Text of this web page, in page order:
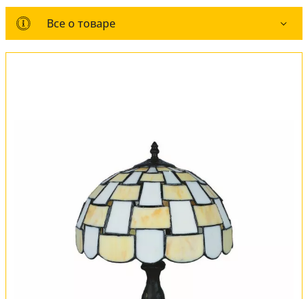
Все о товаре
Все о товаре
Оплата и доставка
Обмен и возврат
Установка